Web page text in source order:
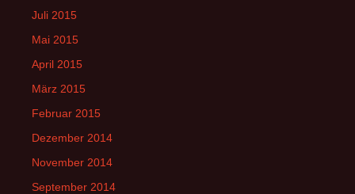
Juli 2015
Mai 2015
April 2015
März 2015
Februar 2015
Dezember 2014
November 2014
September 2014